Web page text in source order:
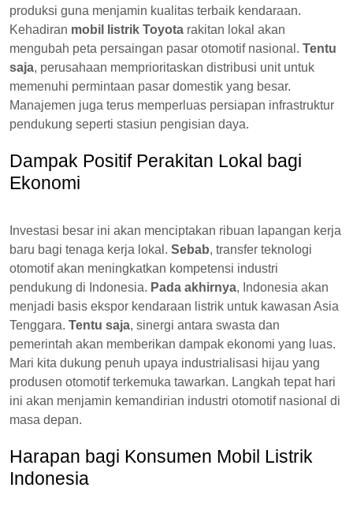
produksi guna menjamin kualitas terbaik kendaraan.
Kehadiran mobil listrik Toyota rakitan lokal akan
mengubah peta persaingan pasar otomotif nasional. Tentu
saja, perusahaan memprioritaskan distribusi unit untuk
memenuhi permintaan pasar domestik yang besar.
Manajemen juga terus memperluas persiapan infrastruktur
pendukung seperti stasiun pengisian daya.
Dampak Positif Perakitan Lokal bagi
Ekonomi
Investasi besar ini akan menciptakan ribuan lapangan kerja
baru bagi tenaga kerja lokal. Sebab, transfer teknologi
otomotif akan meningkatkan kompetensi industri
pendukung di Indonesia. Pada akhirnya, Indonesia akan
menjadi basis ekspor kendaraan listrik untuk kawasan Asia
Tenggara. Tentu saja, sinergi antara swasta dan
pemerintah akan memberikan dampak ekonomi yang luas.
Mari kita dukung penuh upaya industrialisasi hijau yang
produsen otomotif terkemuka tawarkan. Langkah tepat hari
ini akan menjamin kemandirian industri otomotif nasional di
masa depan.
Harapan bagi Konsumen Mobil Listrik
Indonesia